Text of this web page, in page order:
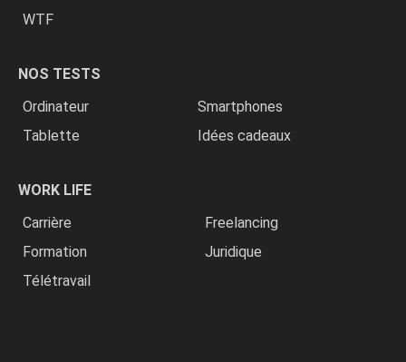
WTF
NOS TESTS
Ordinateur
Smartphones
Tablette
Idées cadeaux
WORK LIFE
Carrière
Freelancing
Formation
Juridique
Télétravail